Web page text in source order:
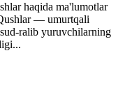
haqida ma'lumotlar
— umurtqali
ralib yuruvchilarning